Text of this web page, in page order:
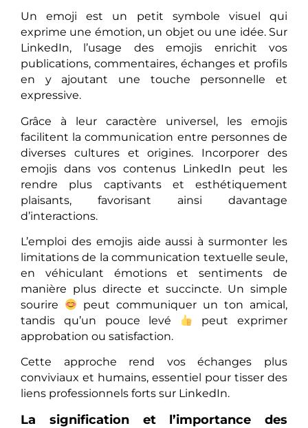
Un emoji est un petit symbole visuel qui
exprime une émotion, un objet ou une idée. Sur
LinkedIn, l’usage des emojis enrichit vos
publications, commentaires, échanges et profils
en y ajoutant une touche personnelle et
expressive.
Grâce à leur caractère universel, les emojis
facilitent la communication entre personnes de
diverses cultures et origines. Incorporer des
emojis dans vos contenus LinkedIn peut les
rendre plus captivants et esthétiquement
plaisants, favorisant ainsi davantage
d’interactions.
L’emploi des emojis aide aussi à surmonter les
limitations de la communication textuelle seule,
en véhiculant émotions et sentiments de
manière plus directe et succincte. Un simple
sourire
peut communiquer un ton amical,
tandis qu’un pouce levé
peut exprimer
approbation ou satisfaction.
Cette approche rend vos échanges plus
conviviaux et humains, essentiel pour tisser des
liens professionnels forts sur LinkedIn.
La signification et l’importance des